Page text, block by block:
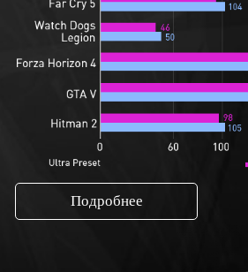
Подробнее